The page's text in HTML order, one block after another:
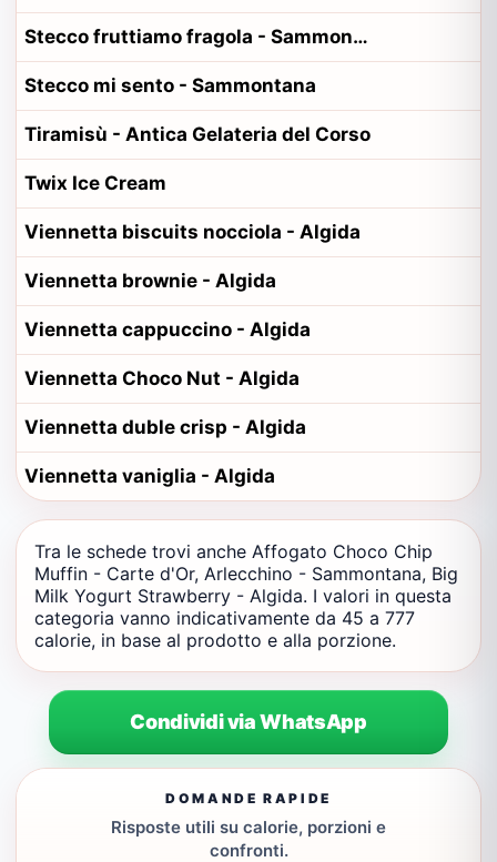
Stecco fruttiamo fragola - Sammontana
Stecco mi sento - Sammontana
Tiramisù - Antica Gelateria del Corso
Twix Ice Cream
Viennetta biscuits nocciola - Algida
Viennetta brownie - Algida
Viennetta cappuccino - Algida
Viennetta Choco Nut - Algida
Viennetta duble crisp - Algida
Viennetta vaniglia - Algida
Tra le schede trovi anche Affogato Choco Chip
Muffin - Carte d'Or, Arlecchino - Sammontana, Big
Milk Yogurt Strawberry - Algida. I valori in questa
categoria vanno indicativamente da 45 a 777
calorie, in base al prodotto e alla porzione.
Condividi via WhatsApp
DOMANDE RAPIDE
Risposte utili su calorie, porzioni e
confronti.